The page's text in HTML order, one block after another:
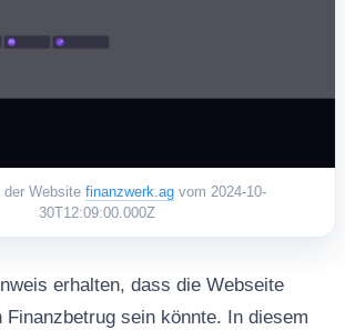
der Website finanzwerk.ag vom 2024-10-
30T12:09:00.000Z
erhalten, dass die Webseite
Finanzbetrug sein könnte. In diesem